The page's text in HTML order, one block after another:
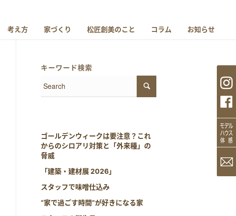
考え方 家づくり 松匠創美のこと コラム お知らせ
キーワード検索
ゴールデンウィークは要注意？これ
からのシロアリ対策と「外来種」の
脅威
「建築・建材展 2026」
スタッフで味噌仕込み
“家で過ごす時間”が好きになる家